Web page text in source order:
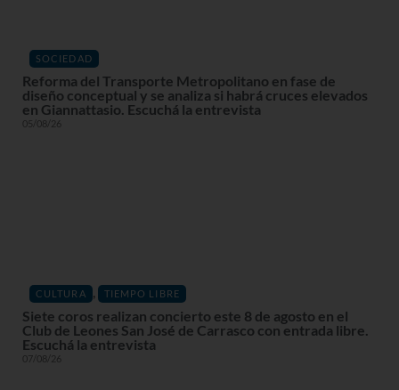
SOCIEDAD
Reforma del Transporte Metropolitano en fase de
diseño conceptual y se analiza si habrá cruces elevados
en Giannattasio. Escuchá la entrevista
05/08/26
CULTURA , TIEMPO LIBRE
Siete coros realizan concierto este 8 de agosto en el
Club de Leones San José de Carrasco con entrada libre.
Escuchá la entrevista
07/08/26